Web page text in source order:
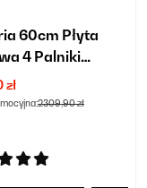
60cm Płyta
4 Palniki
zł
2309,90 zł